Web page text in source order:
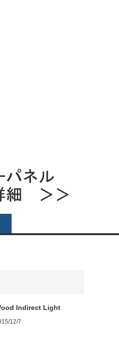
Indirect Light
12/7